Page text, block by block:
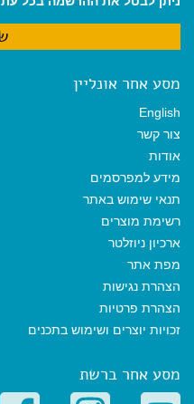
מסע אחר אונליין
English
צור קשר
אודות
מידע למפרסמים
תנאי שימוש באתר
רשימת מוצרים
ארכיון ניוזלטר
מפת אתר
הצהרת נגישות
הצהרת פרטיות
זכויות יוצרים ושימוש בתכנים
מסע אחר ברשת